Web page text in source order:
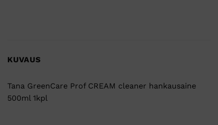
KUVAUS
Tana GreenCare Prof CREAM cleaner hankausaine
500ml 1kpl